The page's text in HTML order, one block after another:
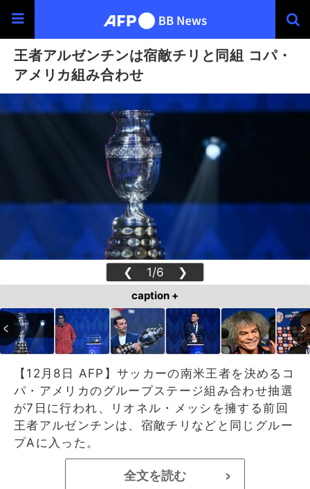
王者アルゼンチンは宿敵チリと同組 コパ・
アメリカ組み合わせ
❮ 1/6 ❯
caption +
【12月8日 AFP】サッカーの南米王者を決めるコ
パ・アメリカのグループステージ組み合わせ抽選
が7日に行われ、リオネル・メッシを擁する前回
王者アルゼンチンは、宿敵チリなどと同じグルー
プAに入った。
全文を読む >